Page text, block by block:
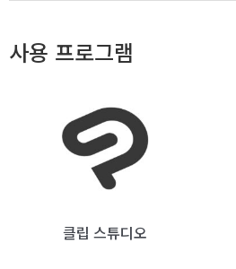
사용 프로그램
클립 스튜디오